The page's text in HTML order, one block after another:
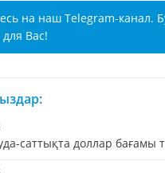
на наш Telegram-канал.
Вас!
саттықта доллар бағамы